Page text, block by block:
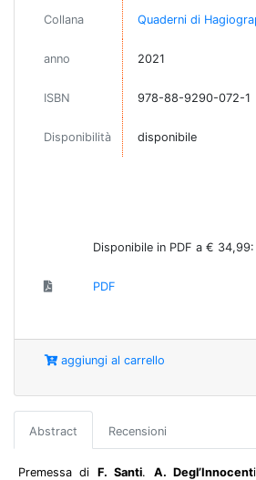
Collana Quaderni di
anno 2021
ISBN 978-88-9290-072-1
Disponibilità disponibile
Disponibile in PDF a € 34,99:
PDF
aggiungi al carrello
Abstract Recensioni
Premessa di F. Santi. A. Degl’Innocent